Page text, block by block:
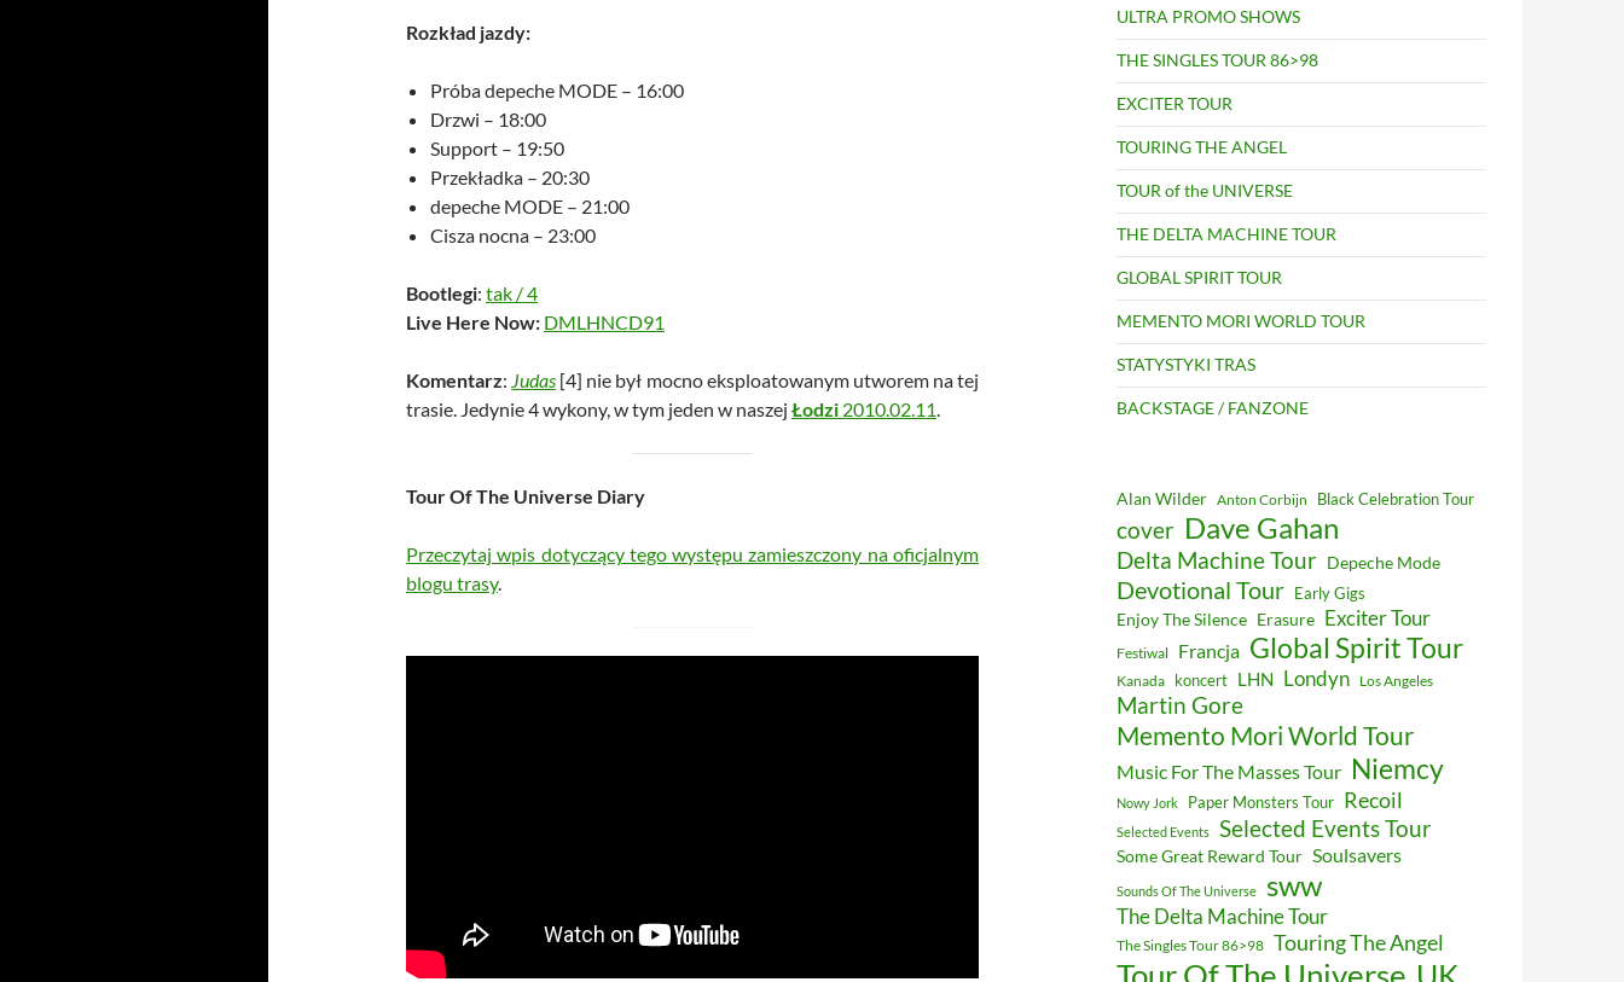
Rozkład jazdy:
Próba depeche MODE – 16:00
Drzwi – 18:00
Support – 19:50
Przekładka – 20:30
depeche MODE – 21:00
Cisza nocna – 23:00
Bootlegi: tak /4
Live Here Now: DMLHNCD91
Komentarz: Judas [4] nie był mocno eksploatowanym utworem na tej
trasie. Jedynie 4 wykony, w tym jeden w naszej Łodzi 2010.02.11.
Tour Of The Universe Diary
Przeczytaj wpis dotyczący tego występu zamieszczony na oficjalnym
blogu trasy.
ULTRA PROMO SHOWS
THE SINGLES TOUR 86>98
EXCITER TOUR
TOURING THE ANGEL
TOUR of the UNIVERSE
THE DELTA MACHINE TOUR
GLOBAL SPIRIT TOUR
MEMENTO MORI WORLD TOUR
STATYSTYKI TRAS
BACKSTAGE / FANZONE
Alan Wilder Anton Corbijn Black Celebration Tour
cover Dave Gahan
Delta Machine Tour Depeche Mode
Devotional Tour Early Gigs
Enjoy The Silence Erasure Exciter Tour
Festiwal Francja Global Spirit Tour
Kanada koncert LHN Londyn Los Angeles
Martin Gore
Memento Mori World Tour
Music For The Masses Tour Niemcy
Nowy Jork Paper Monsters Tour Recoil
Selected Events Selected Events Tour
Some Great Reward Tour Soulsavers
Sounds Of The Universe sww
The Delta Machine Tour
The Singles Tour 86>98 Touring The Angel
UK